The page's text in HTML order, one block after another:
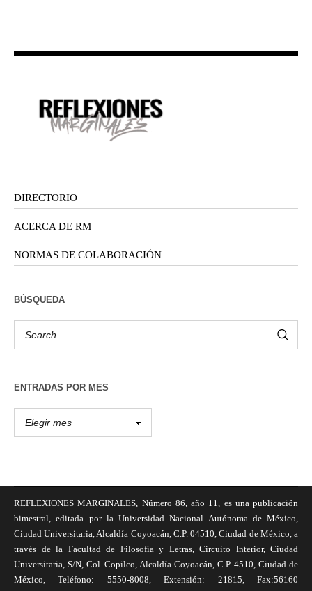
DIRECTORIO
ACERCA DE RM
NORMAS DE COLABORACIÓN
BÚSQUEDA
ENTRADAS POR MES
REFLEXIONES MARGINALES, Número 86, año 11, es una publicación
bimestral, editada por la Universidad Nacional Autónoma de México,
Ciudad Universitaria, Alcaldía Coyoacán, C.P. 04510, Ciudad de México, a
través de la Facultad de Filosofía y Letras, Circuito Interior, Ciudad
Universitaria, S/N, Col. Copilco, Alcaldía Coyoacán, C.P. 4510, Ciudad de
México, Teléfono: 5550-8008, Extensión: 21815, Fax:56160